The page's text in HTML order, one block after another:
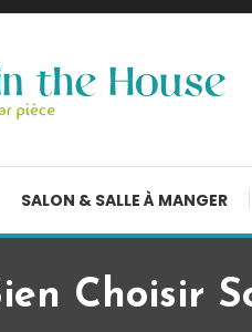
SALON & SALLE À MANGER
Choisir